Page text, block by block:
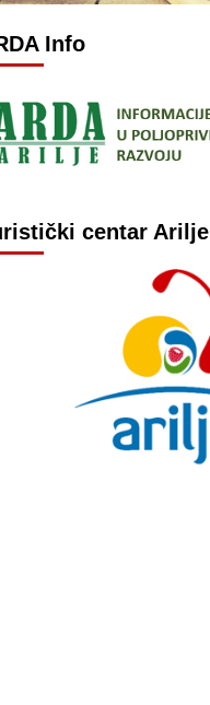
Info
centar Arilje